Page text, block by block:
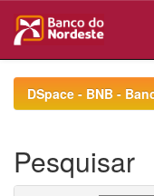
navigationDSpace - BNB -
Pesquisar